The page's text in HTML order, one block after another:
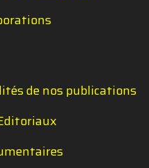
de nos publications